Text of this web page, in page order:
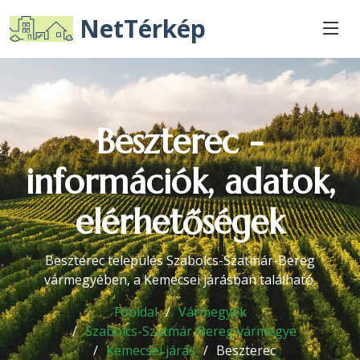
NetTérkép
Beszterec -
információk, adatok,
elérhetőségek
Beszterec település Szabolcs-Szatmár-Bereg
vármegyében, a Kemecsei járásban található.
Főoldal
Vármegyék
Szabolcs-Szatmár-Bereg vármegye
Kemecsei járás
Beszterec